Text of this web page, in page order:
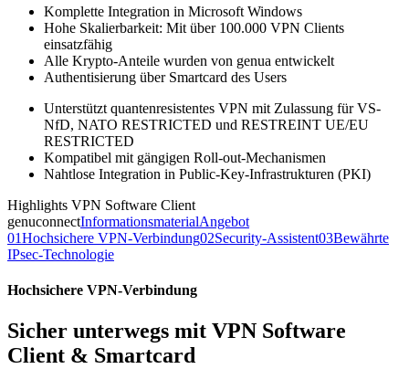
Komplette Integration in Microsoft Windows
Hohe Skalierbarkeit: Mit über 100.000 VPN Clients
einsatzfähig
Alle Krypto-Anteile wurden von genua entwickelt
Authentisierung über Smartcard des Users
Unterstützt quantenresistentes VPN mit Zulassung für VS-
NfD, NATO RESTRICTED und RESTREINT UE/EU
RESTRICTED
Kompatibel mit gängigen Roll-out-Mechanismen
Nahtlose Integration in Public‑Key‑Infrastrukturen (PKI)
Highlights VPN Software Client
genuconnectInformationsmaterialAngebot
01Hochsichere VPN-Verbindung02Security-Assistent03Bewährte
IPsec-Technologie
Hochsichere VPN-Verbindung
Sicher unterwegs mit VPN Software
Client & Smartcard